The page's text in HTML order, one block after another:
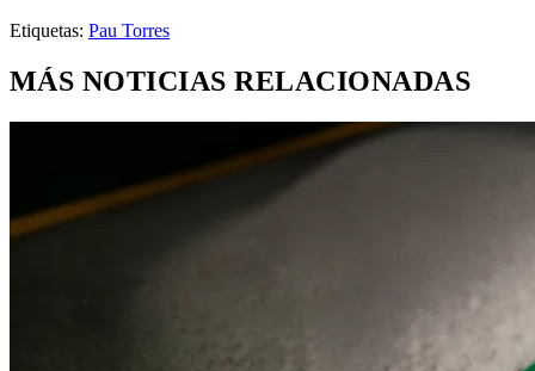
Etiquetas: Pau Torres
MÁS NOTICIAS RELACIONADAS